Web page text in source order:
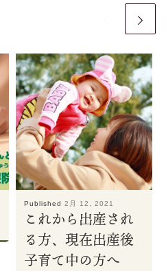
Published 2月 12, 2021
これから出産され
る方、現在出産後
子育て中の方へ